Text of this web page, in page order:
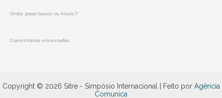
Onde posso baixar os Anais ?
Comentários encerrados.
Copyright © 2026 Sitre - Simpósio Internacional | Feito por Agência
Comunica